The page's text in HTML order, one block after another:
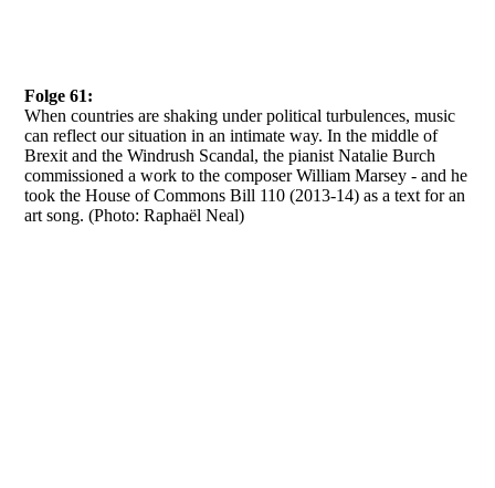
Folge 61:
When countries are shaking under political turbulences, music
can reflect our situation in an intimate way. In the middle of
Brexit and the Windrush Scandal, the pianist Natalie Burch
commissioned a work to the composer William Marsey - and he
took the House of Commons Bill 110 (2013-14) as a text for an
art song. (Photo: Raphaël Neal)